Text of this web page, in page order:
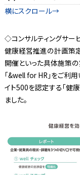
◇コンサルティングサー
健康経営推進の計画策
開催といった具体施策の
「&well for HR」をご利
イト500を認定する「健
ました。